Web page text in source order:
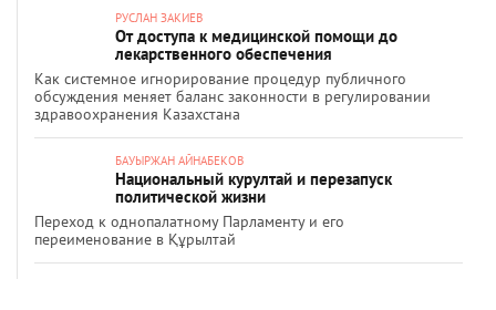
РУСЛАН ЗАКИЕВ
От доступа к медицинской помощи до
лекарственного обеспечения
Как системное игнорирование процедур публичного
обсуждения меняет баланс законности в регулировании
здравоохранения Казахстана
БАУЫРЖАН АЙНАБЕКОВ
Национальный курултай и перезапуск
политической жизни
Переход к однопалатному Парламенту и его
переименование в Құрылтай